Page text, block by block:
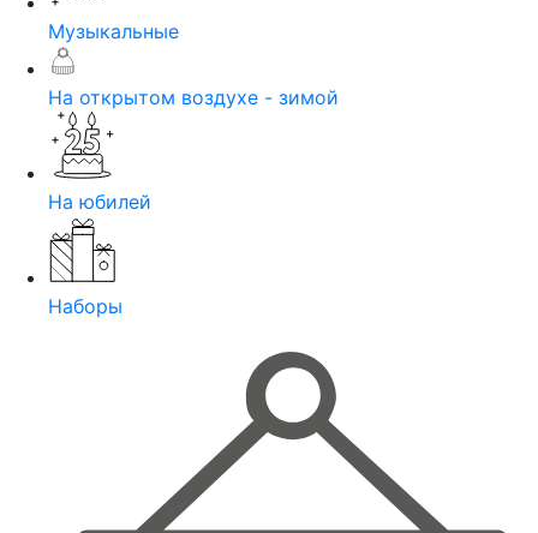
Музыкальные
На открытом воздухе - зимой
На юбилей
Наборы